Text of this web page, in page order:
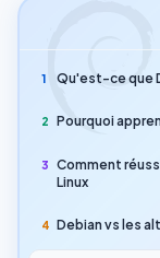
1 Qu'est-ce que
2 Pourquoi
3
Comment
Linux
4 Debian vs les